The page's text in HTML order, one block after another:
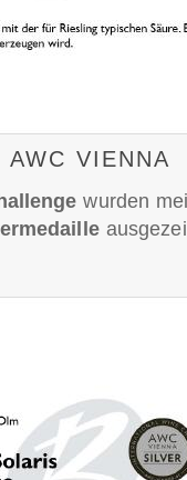
AWC VIENNA
wurden